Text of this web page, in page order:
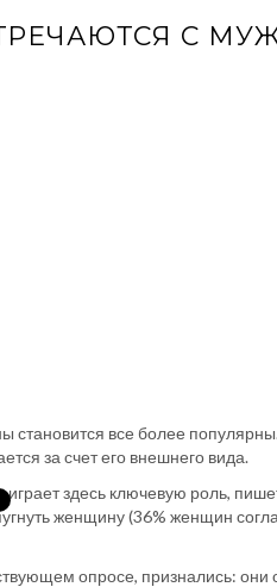
С
становится все более
за счет его внешнего вида.
здесь ключевую роль,
женщину (36% женщин
опросе, признались: они